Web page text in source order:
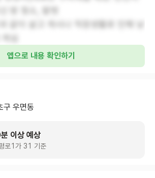
방 청소, 말벗
앱으로 내용 확인하기
구 우면동
이상 예상
로1가 31 기준